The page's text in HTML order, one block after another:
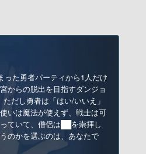
った勇者パーティから1人だけ
からの脱出を目指すダンジョ
だし勇者は「はい/いいえ」
いは魔法が使えず、戦士は可
ていて、僧侶は██を崇拝し
のかを選ぶのは、あなたで